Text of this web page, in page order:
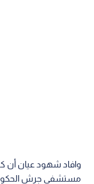
وافاد شهود عيان أن
مستشفى جرش